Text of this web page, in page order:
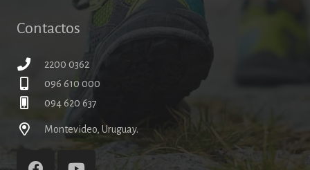
Contactos
2200 0362
096 610 000
094 620 637
Montevideo, Uruguay.